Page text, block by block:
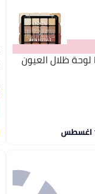
NYX PROFESSIONAL MAKEUP لوحة ظلال العيون